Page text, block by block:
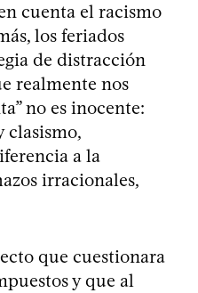
cuenta el racismo
los feriados
de distracción
realmente nos
no es inocente:
clasismo,
a la
irracionales,
que cuestionara
y que al